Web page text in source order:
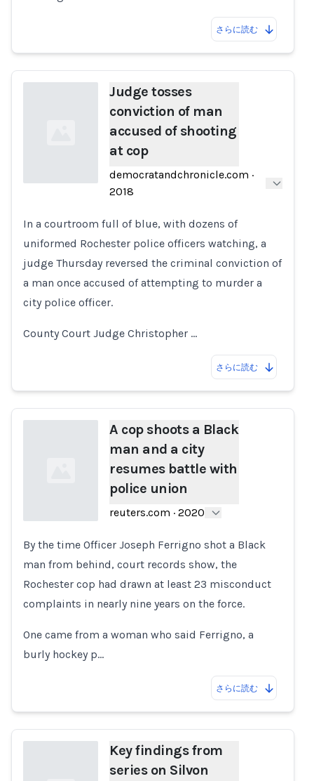
さらに読む
Judge tosses
conviction of man
accused of shooting
at cop
democratandchronicle.com ·
2018
In a courtroom full of blue, with dozens of
uniformed Rochester police officers watching, a
judge Thursday reversed the criminal conviction of
a man once accused of attempting to murder a
city police officer.
County Court Judge Christopher …
さらに読む
Loading...
A cop shoots a Black
man and a city
resumes battle with
police union
reuters.com · 2020
By the time Officer Joseph Ferrigno shot a Black
man from behind, court records show, the
Rochester cop had drawn at least 23 misconduct
complaints in nearly nine years on the force.
One came from a woman who said Ferrigno, a
burly hockey p…
さらに読む
Key findings from
series on Silvon